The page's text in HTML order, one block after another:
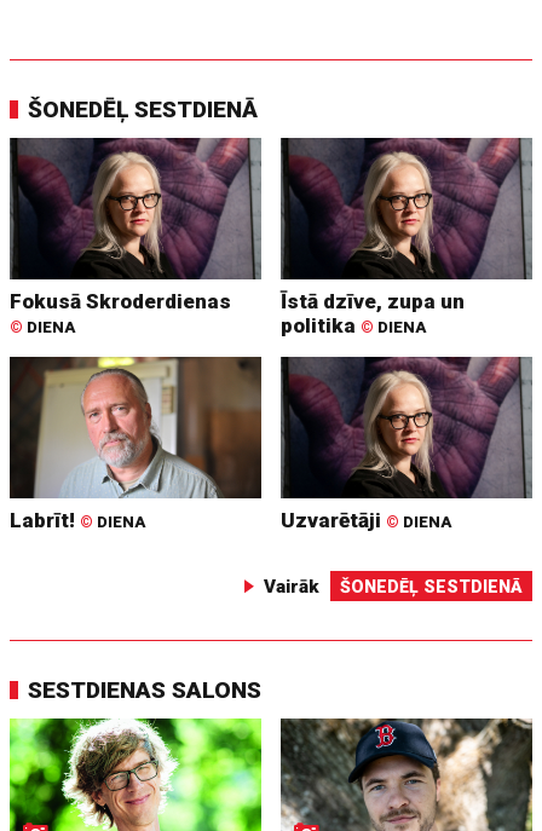
ŠONEDĒĻ SESTDIENĀ
Fokusā Skroderdienas
© DIENA
Īstā dzīve, zupa un
politika © DIENA
Labrīt! © DIENA Uzvarētāji © DIENA
Vairāk ŠONEDĒĻ SESTDIENĀ
SESTDIENAS SALONS